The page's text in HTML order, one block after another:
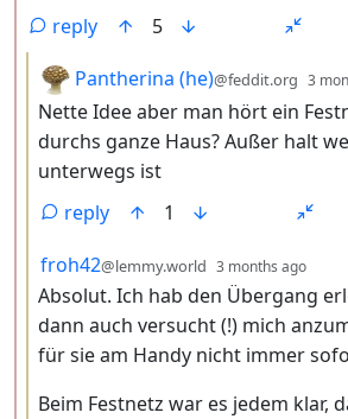
reply
5
by
Pantherina (he)@feddit.org 3
Nette Idee aber man hört ein
durchs ganze Haus? Außer halt
unterwegs ist
reply
1
by
froh42@lemmy.world 3 months ago
Absolut. Ich hab den Übergang
dann auch versucht (!) mich
für sie am Handy nicht immer
Beim Festnetz war es jedem klar,